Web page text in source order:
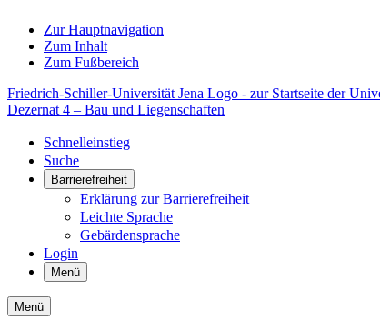
Zur Hauptnavigation
Zum Inhalt
Zum Fußbereich
Friedrich-Schiller-Universität Jena Logo - zur Startseite der
Dezernat 4 – Bau und Liegenschaften
Schnelleinstieg
Suche
Barrierefreiheit
Erklärung zur Barrierefreiheit
Leichte Sprache
Gebärdensprache
Login
Menü
Menü